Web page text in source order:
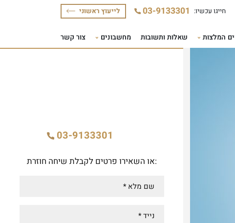
לייעוץ ראשוני
שאלות ותשובות מחשבונים צור קשר
:או השאירו פרטים לקבלת שיחה חוזרת